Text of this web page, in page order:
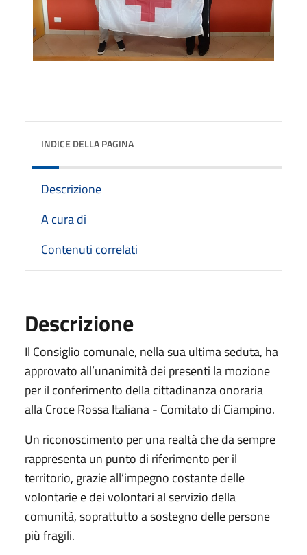
INDICE DELLA PAGINA
Descrizione
A cura di
Contenuti correlati
Descrizione
Il Consiglio comunale, nella sua ultima seduta, ha
approvato all’unanimità dei presenti la mozione
per il conferimento della cittadinanza onoraria
alla Croce Rossa Italiana - Comitato di Ciampino.
Un riconoscimento per una realtà che da sempre
rappresenta un punto di riferimento per il
territorio, grazie all’impegno costante delle
volontarie e dei volontari al servizio della
comunità, soprattutto a sostegno delle persone
più fragili.